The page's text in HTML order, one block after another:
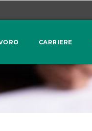
CARRIERE